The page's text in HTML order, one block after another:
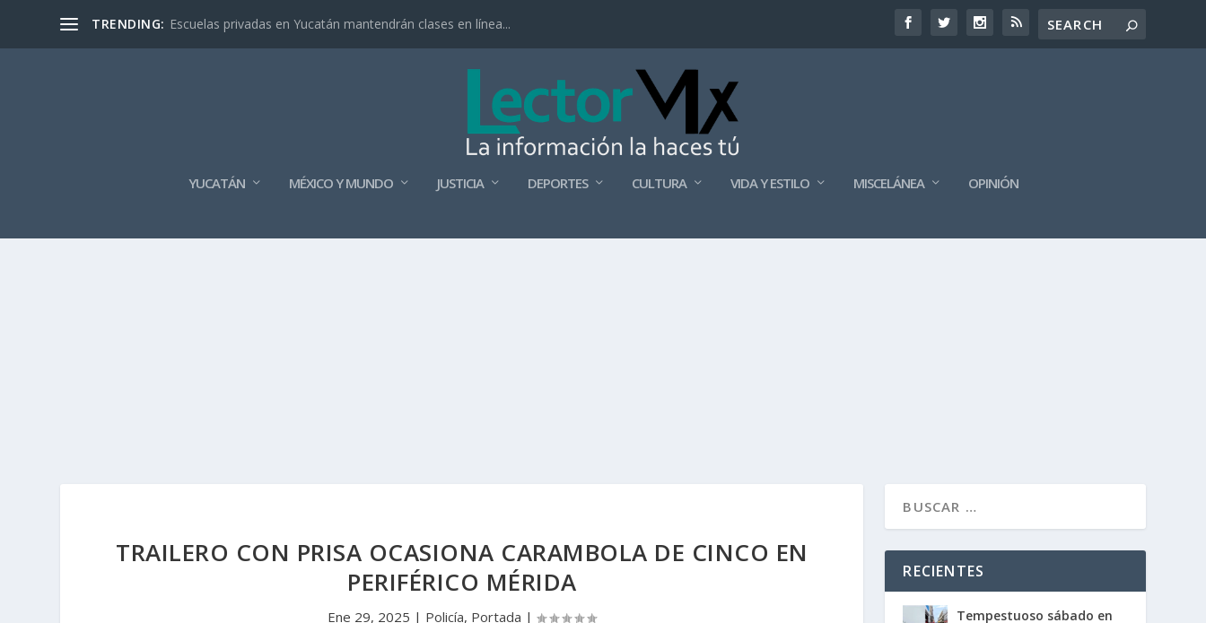
TRENDING: Escuelas privadas en Yucatán mantendrán clases en línea...
YUCATÁN MÉXICO Y MUNDO JUSTICIA DEPORTES CULTURA VIDA Y ESTILO MISCELÁNEA OPINIÓN
TRAILERO CON PRISA OCASIONA CARAMBOLA DE CINCO EN
PERIFÉRICO MÉRIDA
Ene 29, 2025 | Policía, Portada |
RECIENTES
Tempestuoso sábado en